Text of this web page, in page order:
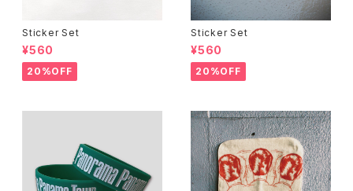
Sticker Set
¥560
20%OFF
Sticker Set
¥560
20%OFF